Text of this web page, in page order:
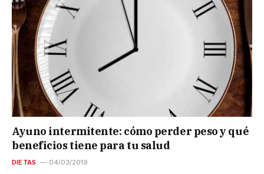
Ayuno intermitente: cómo perder peso y qué
beneficios tiene para tu salud
DIETAS 04/03/2019